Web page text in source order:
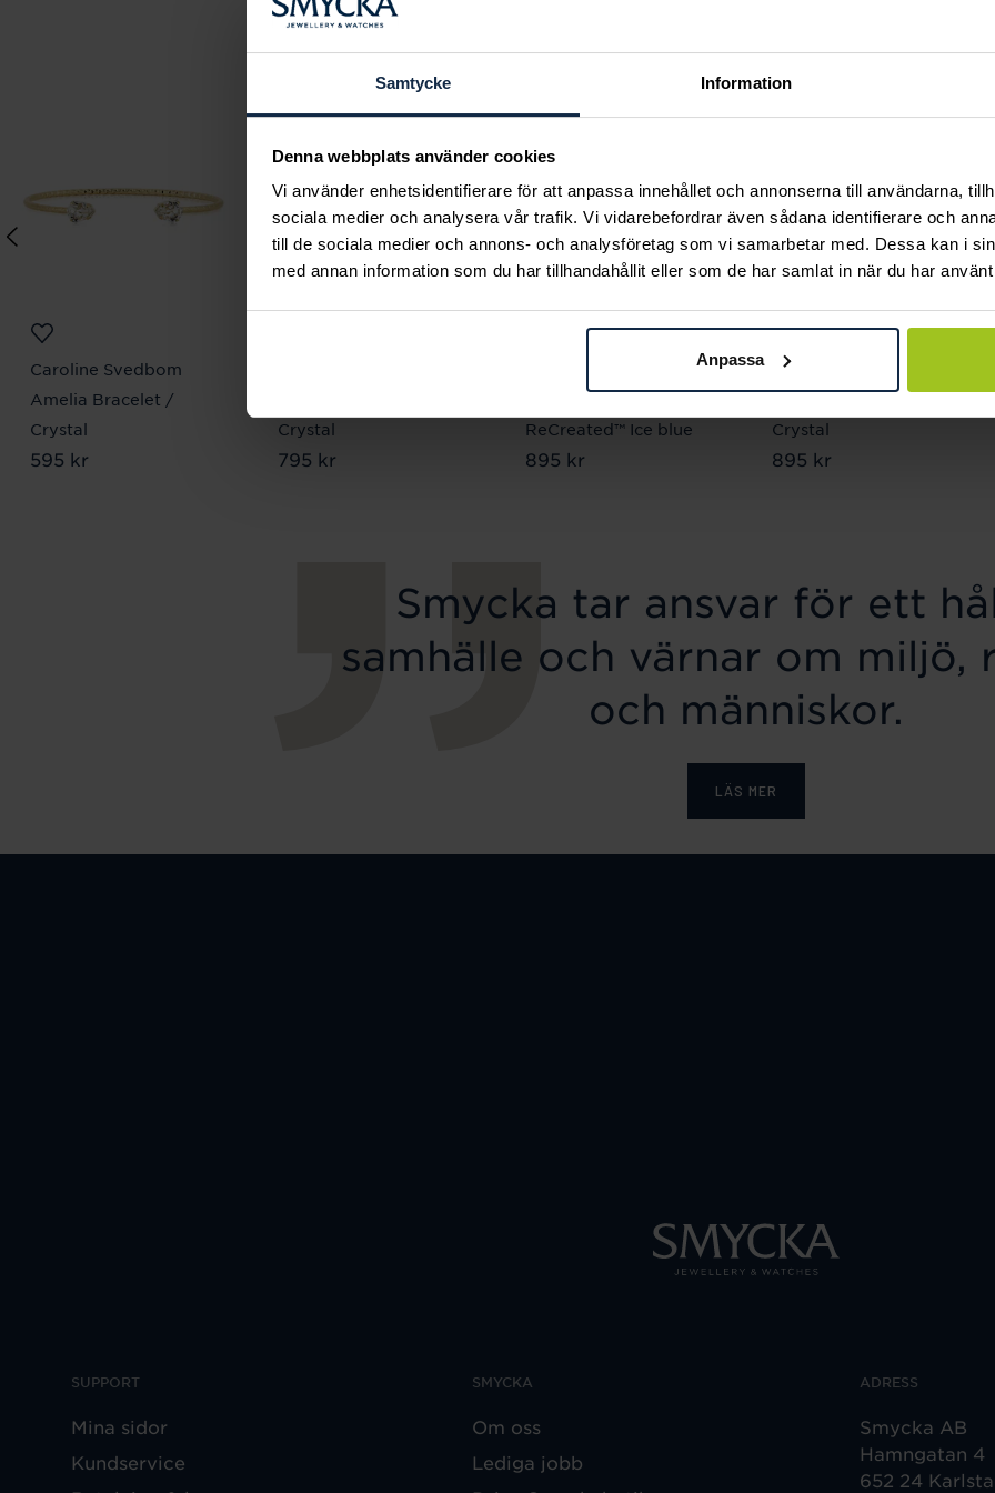
Samtycke Information
Denna webbplats använder cookies
Vi använder enhetsidentifierare för att anpassa innehållet och annonserna till användarna,
sociala medier och analysera vår trafik. Vi vidarebefordrar även sådana identifierare och
till de sociala medier och annons- och analysföretag som vi samarbetar med. Dessa kan i
med annan information som du har tillhandahållit eller som de har samlat in när du har
Anpassa
Caroline Svedbom
Amelia Bracelet /
Crystal
Pris :595 kr
595 kr
Crystal
Pris :795 kr
795 kr
Mini Drop Necklace /
ReCreated™ Ice blue
Pris:895 kr
895 kr
Caroline Svedbom
Mini Drop Bracelet /
Crystal
Pris :895 kr
895 kr
Smycka tar ansvar för ett
samhälle och värnar om miljö,
och människor.
LÄS MER
SUPPORT
Mina sidor
Kundservice
SMYCKA
Om oss
Lediga jobb
ADRESS
Smycka AB
Hamngatan 4
652 24